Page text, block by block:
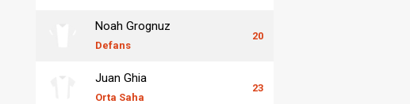
Noah Grognuz
Defans
20
Juan Ghia
Orta Saha
23